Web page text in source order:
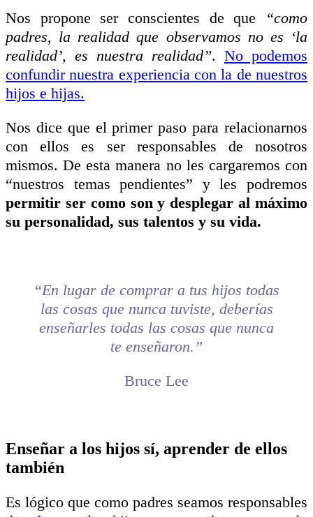
Nos propone ser conscientes de que “como
padres, la realidad que observamos no es ‘la
realidad’, es nuestra realidad”. No podemos
confundir nuestra experiencia con la de nuestros
hijos e hijas.
Nos dice que el primer paso para relacionarnos
con ellos es ser responsables de nosotros
mismos. De esta manera no les cargaremos con
“nuestros temas pendientes” y les podremos
permitir ser como son y desplegar al máximo
su personalidad, sus talentos y su vida.
“En lugar de comprar a tus hijos todas
las cosas que nunca tuviste, deberías
enseñarles todas las cosas que nunca
te enseñaron.”
Bruce Lee
Enseñar a los hijos sí, aprender de ellos
también
Es lógico que como padres seamos responsables